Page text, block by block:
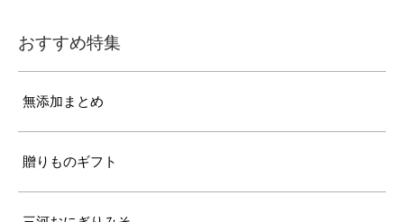
おすすめ特集
無添加まとめ
贈りものギフト